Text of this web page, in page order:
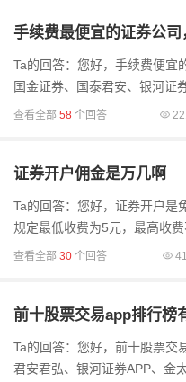
手续费最便宜的证券公
Ta的回答：您好，手续费便宜
国金证券、国泰君安、银河证
法，证券公司的手续费在官网
查看全部 58 个回答
证券开户佣金是万几啊
Ta的回答：您好，证券开户是
规定最低收费为5元，最高收
金不满5元的按5元计算。不过
查看全部 30 个回答
前十股票交易app排行榜
Ta的回答：您好，前十股票交
君安君弘、银河证券APP、金